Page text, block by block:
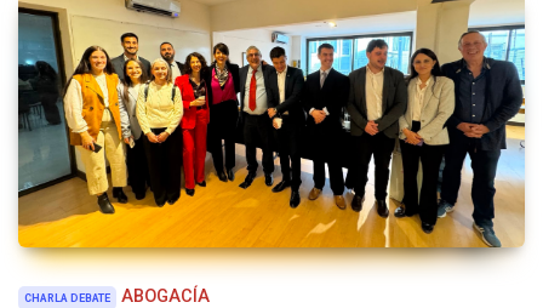
CHARLA DEBATE ABOGACÍA